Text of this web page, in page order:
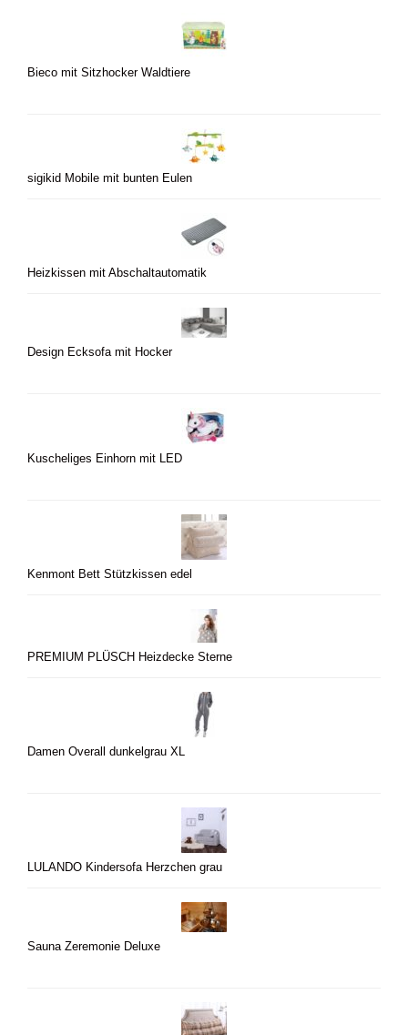
Bieco mit Sitzhocker Waldtiere
sigikid Mobile mit bunten Eulen
Heizkissen mit Abschaltautomatik
Design Ecksofa mit Hocker
Kuscheliges Einhorn mit LED
Kenmont Bett Stützkissen edel
PREMIUM PLÜSCH Heizdecke Sterne
Damen Overall dunkelgrau XL
LULANDO Kindersofa Herzchen grau
Sauna Zeremonie Deluxe